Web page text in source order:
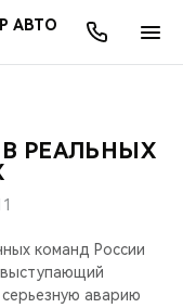
АВТО
В РЕАЛЬНЫХ
команд России
выступающий
аварию